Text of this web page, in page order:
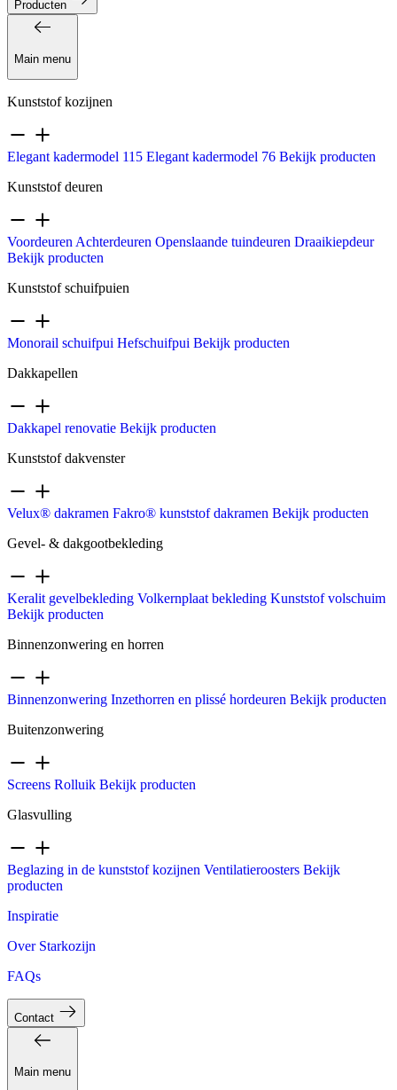
Producten
Main menu
Kunststof kozijnen
Elegant kadermodel 115 Elegant kadermodel 76 Bekijk producten
Kunststof deuren
Voordeuren Achterdeuren Openslaande tuindeuren Draaikiepdeur
Bekijk producten
Kunststof schuifpuien
Monorail schuifpui Hefschuifpui Bekijk producten
Dakkapellen
Dakkapel renovatie Bekijk producten
Kunststof dakvenster
Velux® dakramen Fakro® kunststof dakramen Bekijk producten
Gevel- & dakgootbekleding
Keralit gevelbekleding Volkernplaat bekleding Kunststof volschuim
Bekijk producten
Binnenzonwering en horren
Binnenzonwering Inzethorren en plissé hordeuren Bekijk producten
Buitenzonwering
Screens Rolluik Bekijk producten
Glasvulling
Beglazing in de kunststof kozijnen Ventilatieroosters Bekijk
producten
Inspiratie
Over Starkozijn
FAQs
Contact
Main menu